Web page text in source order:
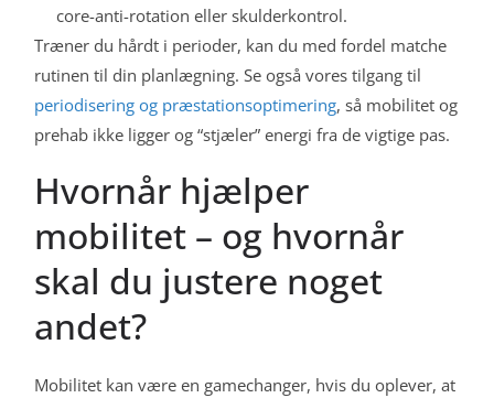
core-anti-rotation eller skulderkontrol.
Træner du hårdt i perioder, kan du med fordel matche
rutinen til din planlægning. Se også vores tilgang til
periodisering og præstationsoptimering, så mobilitet og
prehab ikke ligger og “stjæler” energi fra de vigtige pas.
Hvornår hjælper
mobilitet – og hvornår
skal du justere noget
andet?
Mobilitet kan være en gamechanger, hvis du oplever, at